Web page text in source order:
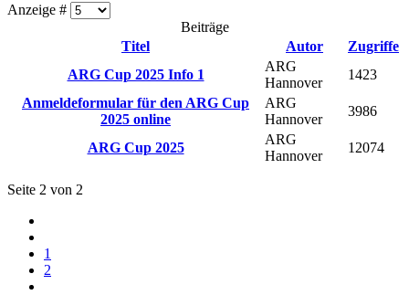
Anzeige #
Beiträge
Titel
Autor
Zugriffe
ARG Cup 2025 Info 1
ARG
Hannover
1423
Anmeldeformular für den ARG Cup
2025 online
ARG
Hannover
3986
ARG Cup 2025
ARG
Hannover
12074
Seite 2 von 2
1
2